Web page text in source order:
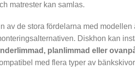
matrester kan samlas.
av de stora fördelarna med modellen
Diskhon kan
planlimmad eller
med flera typer av